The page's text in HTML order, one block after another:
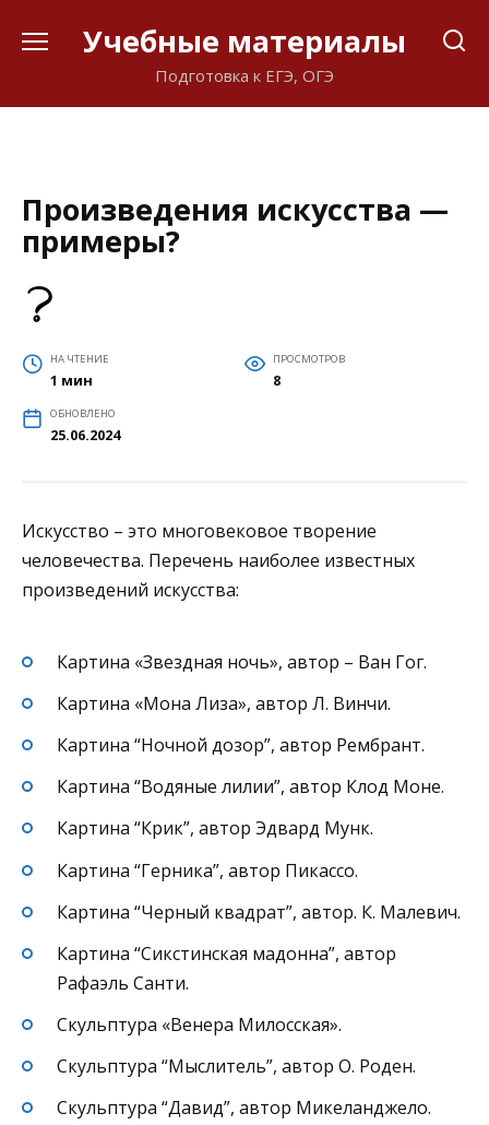
Учебные материалы
Подготовка к ЕГЭ, ОГЭ
Произведения искусства —
примеры?
НА ЧТЕНИЕ
1 мин
ПРОСМОТРОВ
8
ОБНОВЛЕНО
25.06.2024
Искусство – это многовековое творение
человечества. Перечень наиболее известных
произведений искусства:
Картина «Звездная ночь», автор – Ван Гог.
Картина «Мона Лиза», автор Л. Винчи.
Картина “Ночной дозор”, автор Рембрант.
Картина “Водяные лилии”, автор Клод Моне.
Картина “Крик”, автор Эдвард Мунк.
Картина “Герника”, автор Пикассо.
Картина “Черный квадрат”, автор. К. Малевич.
Картина “Сикстинская мадонна”, автор
Рафаэль Санти.
Скульптура «Венера Милосская».
Скульптура “Мыслитель”, автор О. Роден.
Скульптура “Давид”, автор Микеланджело.